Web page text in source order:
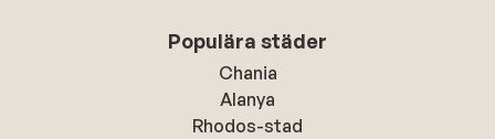
Populära städer
Chania
Alanya
Rhodos-stad